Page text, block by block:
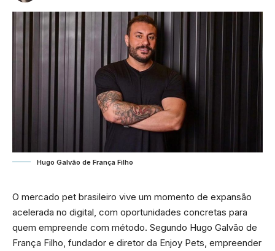
Hugo Galvão de França Filho
O mercado pet brasileiro vive um momento de expansão
acelerada no digital, com oportunidades concretas para
quem empreende com método. Segundo Hugo Galvão de
França Filho, fundador e diretor da Enjoy Pets, empreender